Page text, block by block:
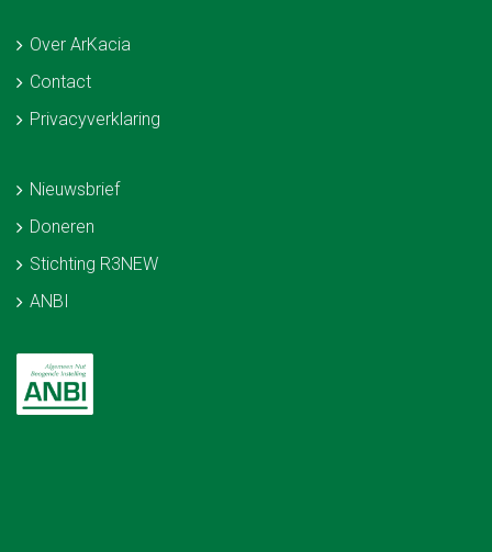
Over ArKacia
Contact
Privacyverklaring
Nieuwsbrief
Doneren
Stichting R3NEW
ANBI